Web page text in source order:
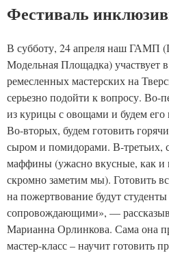
Фестиваль
В субботу, 24 апреля наш ГАМП
Модельная Площадка) участвует
ремесленных мастерских на
серьезно подойти к вопросу. Во-
из курицы с овощами и будем его
Во-вторых, будем готовить
сыром и помидорами. В-третьих,
маффины (ужасно вкусные, как и
скромно заметим мы). Готовить
на пожертвование будут
сопровождающими», —
Марианна Орлинкова. Сама она
мастер-класс – научит готовить